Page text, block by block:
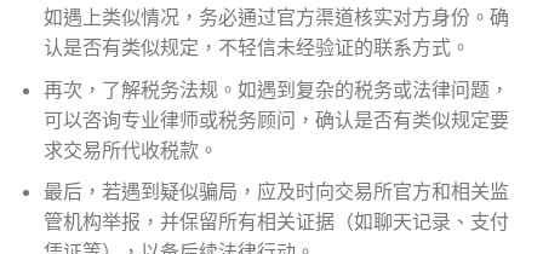
如遇上类似情况，务必通过官方渠道核实对方身份。确
认是否有类似规定，不轻信未经验证的联系方式。
再次，了解税务法规。如遇到复杂的税务或法律问题，
可以咨询专业律师或税务顾问，确认是否有类似规定要
求交易所代收税款。
最后，若遇到疑似骗局，应及时向交易所官方和相关监
管机构举报，并保留所有相关证据（如聊天记录、支付